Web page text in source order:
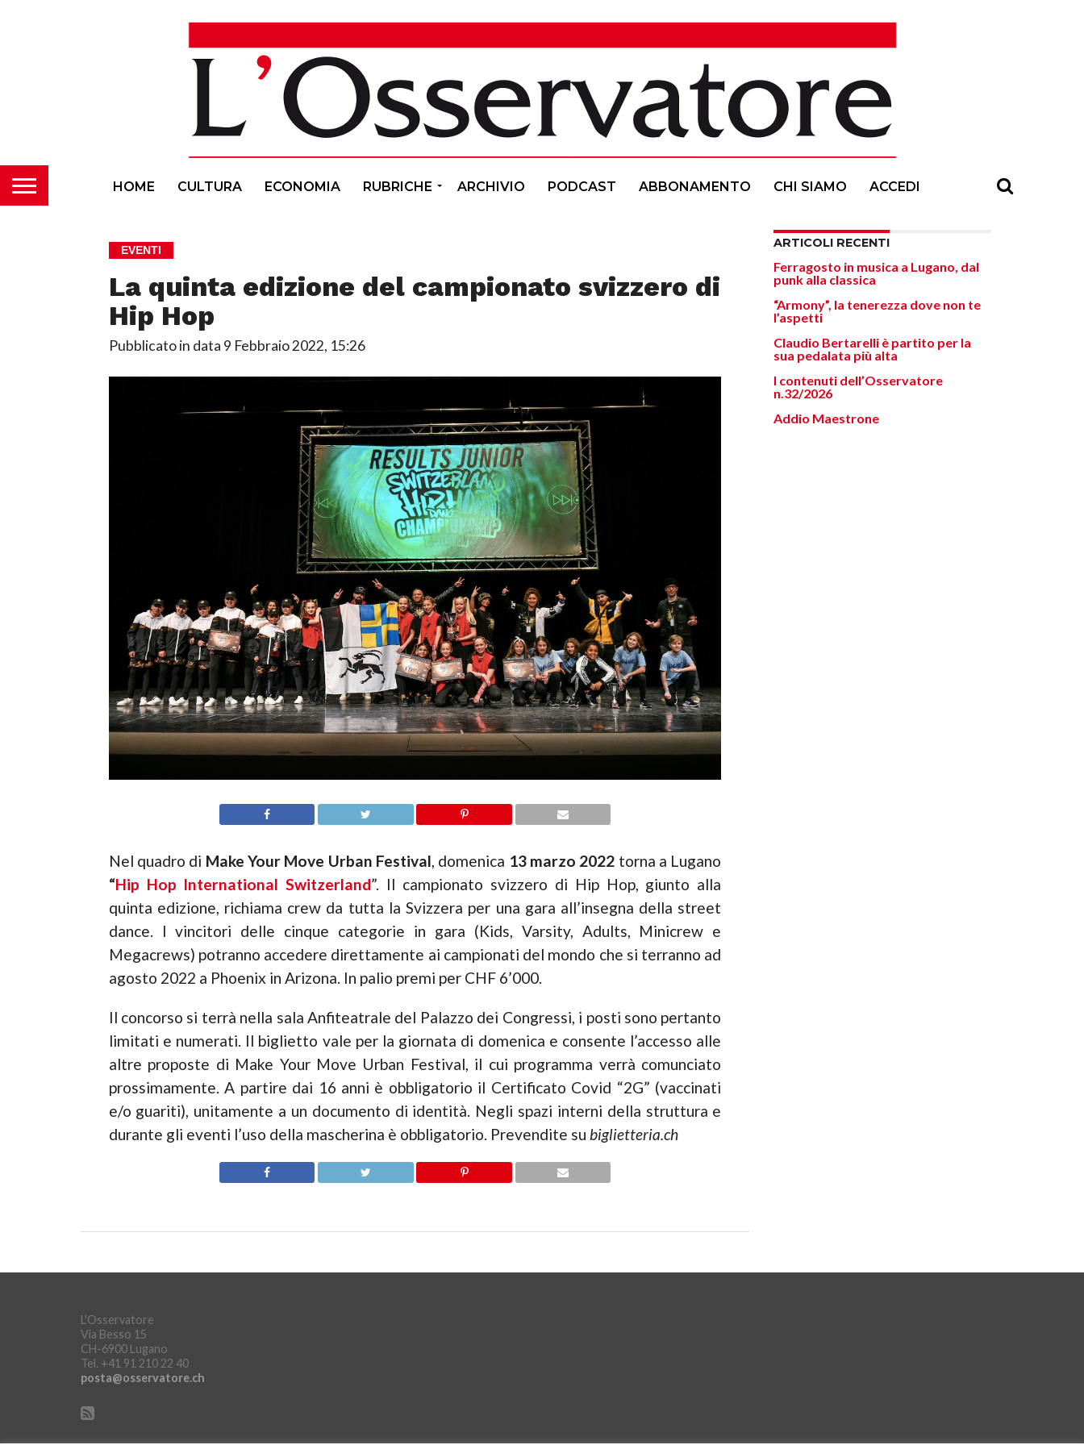
HOME CULTURA ECONOMIA RUBRICHE ARCHIVIO PODCAST ABBONAMENTO CHI SIAMO ACCEDI
EVENTI
La quinta edizione del campionato svizzero di
Hip Hop
Pubblicato in data 9 Febbraio 2022, 15:26
Nel quadro di Make Your Move Urban Festival, domenica 13 marzo 2022 torna a Lugano
“Hip Hop International Switzerland”. Il campionato svizzero di Hip Hop, giunto alla
quinta edizione, richiama crew da tutta la Svizzera per una gara all’insegna della street
dance. I vincitori delle cinque categorie in gara (Kids, Varsity, Adults, Minicrew e
Megacrews) potranno accedere direttamente ai campionati del mondo che si terranno ad
agosto 2022 a Phoenix in Arizona. In palio premi per CHF 6’000.
Il concorso si terrà nella sala Anfiteatrale del Palazzo dei Congressi, i posti sono pertanto
limitati e numerati. Il biglietto vale per la giornata di domenica e consente l’accesso alle
altre proposte di Make Your Move Urban Festival, il cui programma verrà comunciato
prossimamente. A partire dai 16 anni è obbligatorio il Certificato Covid “2G” (vaccinati
e/o guariti), unitamente a un documento di identità. Negli spazi interni della struttura e
durante gli eventi l’uso della mascherina è obbligatorio. Prevendite su biglietteria.ch
ARTICOLI RECENTI
Ferragosto in musica a Lugano, dal
punk alla classica
“Armony”, la tenerezza dove non te
l’aspetti
Claudio Bertarelli è partito per la
sua pedalata più alta
I contenuti dell’Osservatore
n.32/2026
Addio Maestrone
L'Osservatore
Via Besso 15
CH-6900 Lugano
Tel. +41 91 210 22 40
posta@osservatore.ch